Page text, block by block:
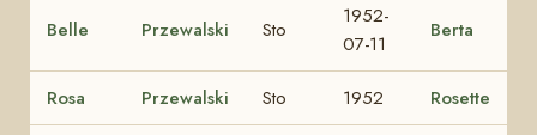
Belle Przewalski Sto
1952-
07-11
Berta
Rosa Przewalski Sto 1952 Rosette